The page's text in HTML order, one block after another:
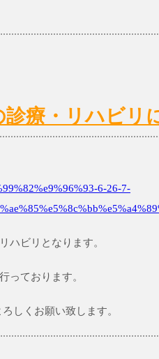
診療・リハビリ
6-26-7-
ハビリとなります。
っております。
しくお願い致します。